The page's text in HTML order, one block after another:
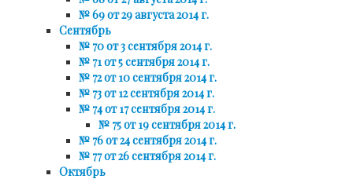
№ 69 от 29 августа 2014 г.
Сентябрь
№ 70 от 3 сентября 2014 г.
№ 71 от 5 сентября 2014 г.
№ 72 от 10 сентября 2014 г.
№ 73 от 12 сентября 2014 г.
№ 74 от 17 сентября 2014 г.
№ 75 от 19 сентября 2014 г.
№ 76 от 24 сентября 2014 г.
№ 77 от 26 сентября 2014 г.
Октябрь